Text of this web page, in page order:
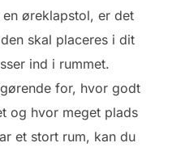
øreklapstol, er det
skal placeres i dit
ind i rummet.
for, hvor godt
og hvor meget plads
et stort rum, kan du